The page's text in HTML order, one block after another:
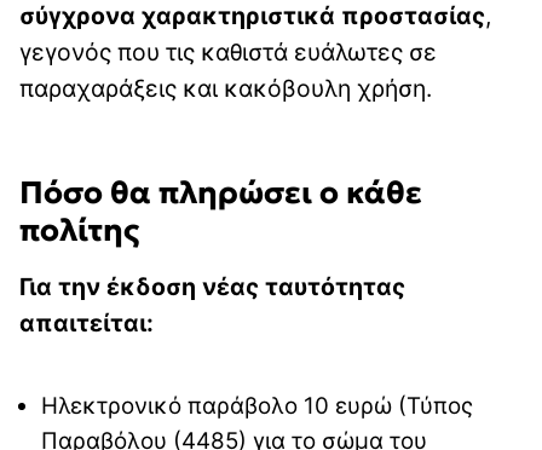
σύγχρονα χαρακτηριστικά προστασίας,
γεγονός που τις καθιστά ευάλωτες σε
παραχαράξεις και κακόβουλη χρήση.
Πόσο θα πληρώσει ο κάθε
πολίτης
Για την έκδοση νέας ταυτότητας
απαιτείται:
Ηλεκτρονικό παράβολο 10 ευρώ (Τύπος
Παραβόλου (4485) για το σώμα του